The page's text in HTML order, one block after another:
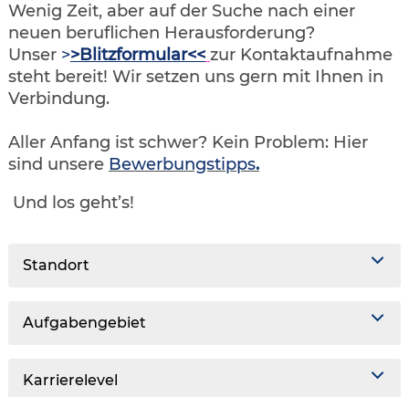
Wenig Zeit, aber auf der Suche nach einer
neuen beruflichen Herausforderung?
Unser >>Blitzformular<< zur Kontaktaufnahme
steht bereit! Wir setzen uns gern mit Ihnen in
Verbindung.
Aller Anfang ist schwer? Kein Problem: Hier
sind unsere Bewerbungstipps.
Und los geht’s!
Standort
Aufgabengebiet
Karrierelevel